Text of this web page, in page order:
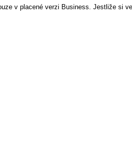
v placené verzi Business. Jestliže si